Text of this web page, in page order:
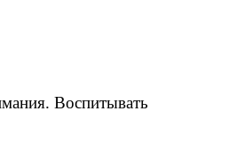
Воспитывать